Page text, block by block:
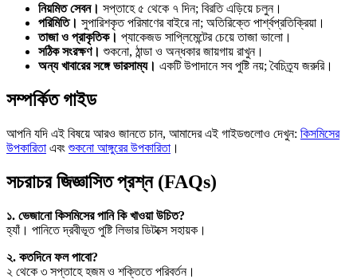
নিয়মিত সেবন। সপ্তাহে ৫ থেকে ৭ দিন; বিরতি এড়িয়ে চলুন।
পরিমিতি। সুপারিশকৃত পরিমাণের বাইরে না; অতিরিক্তে পার্শ্বপ্রতিক্রিয়া।
তাজা ও প্রাকৃতিক। প্যাকেজড সাপ্লিমেন্টের চেয়ে তাজা ভালো।
সঠিক সংরক্ষণ। শুকনো, ঠান্ডা ও অন্ধকার জায়গায় রাখুন।
অন্য খাবারের সঙ্গে ভারসাম্য। একটি উপাদানে সব পুষ্টি নয়; বৈচিত্র্য জরুরি।
সম্পর্কিত গাইড
আপনি যদি এই বিষয়ে আরও জানতে চান, আমাদের এই গাইডগুলোও দেখুন: কিসমিসের
উপকারিতা এবংশুকনো আঙ্গুরের উপকারিতা ।
সচরাচর জিজ্ঞাসিত প্রশ্ন (FAQs)
১. ভেজানো কিসমিসের পানি কি খাওয়া উচিত?
হ্যাঁ। পানিতে দ্রবীভূত পুষ্টি লিভার ডিটক্সে সহায়ক।
২. কতদিনে ফল পাবো?
২ থেকে ৩ সপ্তাহে হজম ও শক্তিতে পরিবর্তন।